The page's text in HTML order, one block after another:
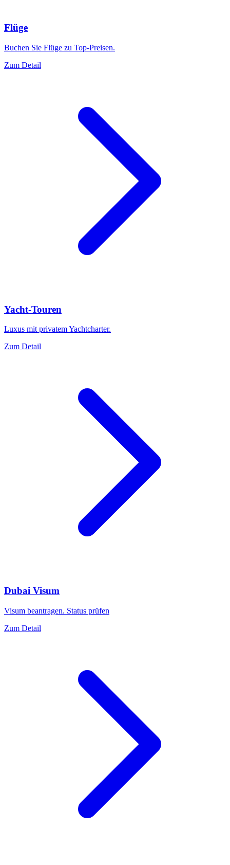
Flüge
Buchen Sie Flüge zu Top-Preisen.
Zum Detail
Yacht-Touren
Luxus mit privatem Yachtcharter.
Zum Detail
Dubai Visum
Visum beantragen. Status prüfen
Zum Detail